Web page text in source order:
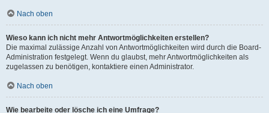
Nach oben
Wieso kann ich nicht mehr Antwortmöglichkeiten erstellen?
Die maximal zulässige Anzahl von Antwortmöglichkeiten wird durch die Board-
Administration festgelegt. Wenn du glaubst, mehr Antwortmöglichkeiten als
zugelassen zu benötigen, kontaktiere einen Administrator.
Nach oben
Wie bearbeite oder lösche ich eine Umfrage?